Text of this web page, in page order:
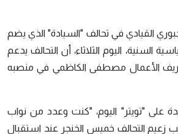
القيادي في تحالف "السيادة" الذي يضم
السنية، اليوم الثلاثاء، أن التحالف يدعم
الأعمال مصطفى الكاظمي في منصبه
على "تويتر" اليوم، "كنت وعدد من نواب
زعيم التحالف خميس الخنجر عند استقبال